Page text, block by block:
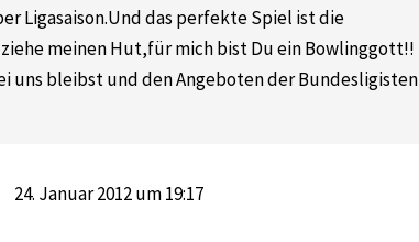
Ligasaison.Und das perfekte Spiel ist die
meinen Hut,für mich bist Du ein Bowlinggott!!
uns bleibst und den Angeboten der Bundesligisten
24. Januar 2012 um 19:17